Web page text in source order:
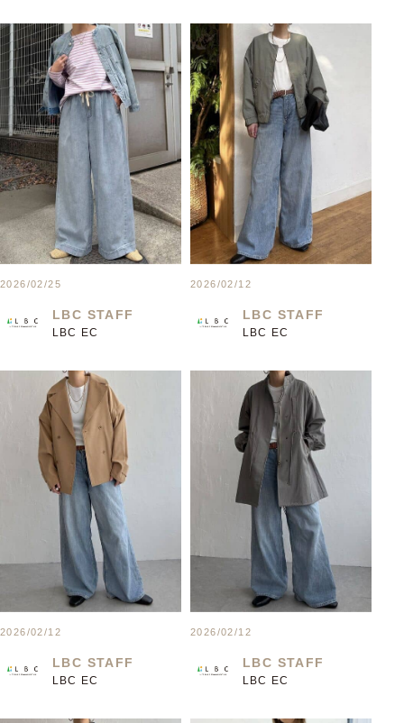
2026/02/25
LBC STAFF
LBC EC
2026/02/12
LBC STAFF
LBC EC
2026/02/12
LBC STAFF
LBC EC
2026/02/12
LBC STAFF
LBC EC